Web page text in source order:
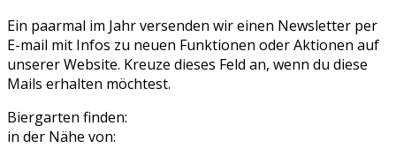
Ein paarmal im Jahr versenden wir einen Newsletter per
E-mail mit Infos zu neuen Funktionen oder Aktionen auf
unserer Website. Kreuze dieses Feld an, wenn du diese
Mails erhalten möchtest.
Biergarten finden:
in der Nähe von: